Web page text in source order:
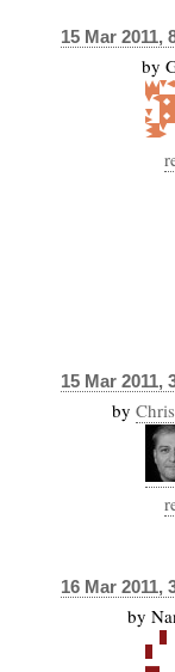
15 Mar 2011,
by
15 Mar 2011,
by
16 Mar 2011,
by